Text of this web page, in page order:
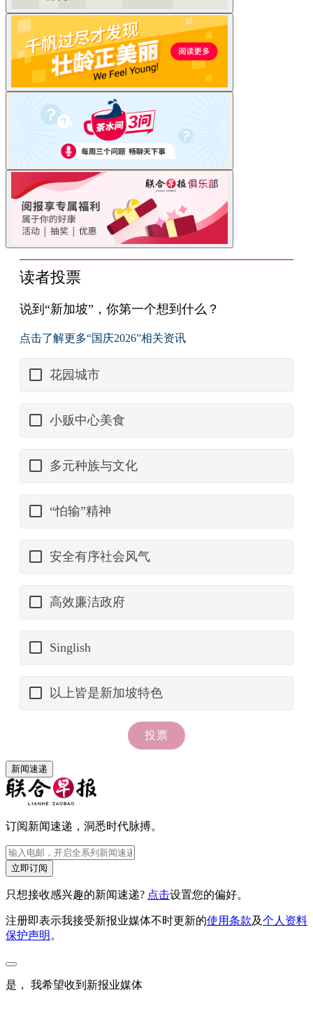
新闻速递
订阅新闻速递，洞悉时代脉搏。
立即订阅
只想接收感兴趣的新闻速递? 点击设置您的偏好。
注册即表示我接受新报业媒体不时更新的使用条款及个人资料
保护声明 。
是， 我希望收到新报业媒体